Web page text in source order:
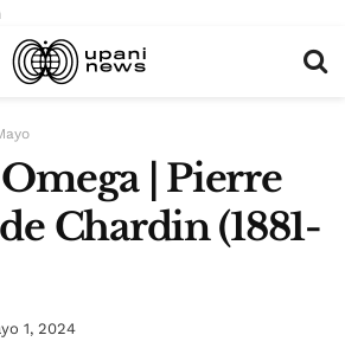
| Pierre
Chardin (1881-
1, 2024